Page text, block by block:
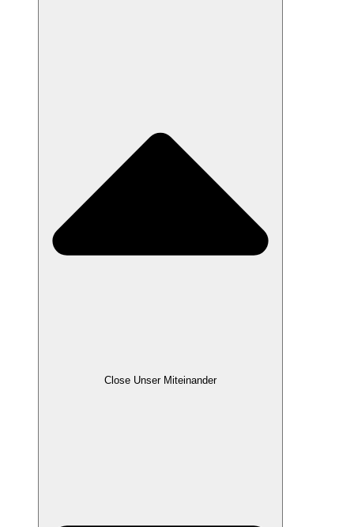
Close Unser Miteinander